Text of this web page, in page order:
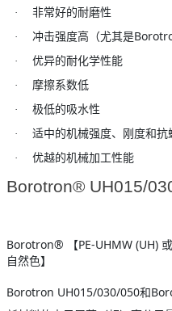
·
非常好的耐磨性
·
冲击强度高（尤其是
·
优异的耐化学性能
·
摩擦系数低
·
极低的吸水性
·
适中的机械强度、刚度和抗
·
优越的机械加工性能
Borotron® UH015/
Borotron® 【PE-UHMW (UH) 或
自然色】
Borotron UH015/030/050和